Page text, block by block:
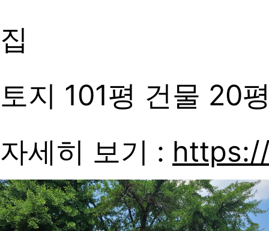
집
토지 101평 건물 20
자세히 보기 :